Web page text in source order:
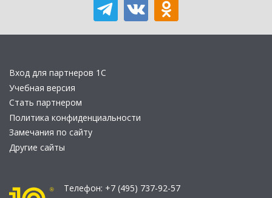
Вход для партнеров 1С
Учебная версия
Стать партнером
Политика конфиденциальности
Замечания по сайту
Другие сайты
Телефон: +7 (495) 737-92-57